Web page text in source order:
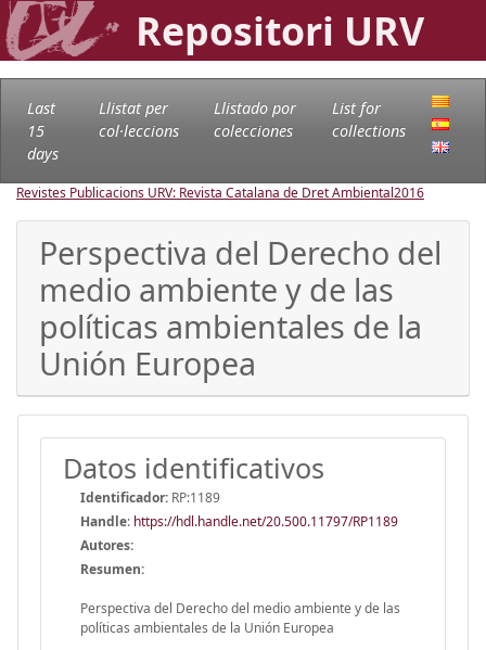
Repositori URV
Last
15
days
Llistat per
col·leccions
Llistado por
colecciones
List for
collections
Revistes Publicacions URV: Revista Catalana de Dret Ambiental2016
Perspectiva del Derecho del
medio ambiente y de las
políticas ambientales de la
Unión Europea
Datos identificativos
Identificador: RP:1189
Handle: https://hdl.handle.net/20.500.11797/RP1189
Autores:
Resumen:
Perspectiva del Derecho del medio ambiente y de las
políticas ambientales de la Unión Europea